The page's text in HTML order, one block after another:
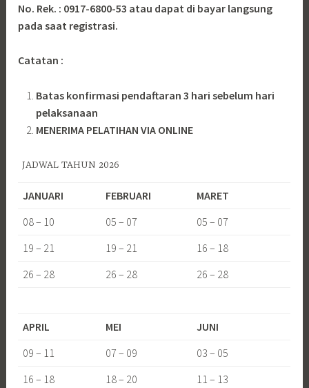
No. Rek. : 0917-6800-53 atau dapat di bayar langsung
pada saat registrasi.
Catatan :
Batas konfirmasi pendaftaran 3 hari sebelum hari
pelaksanaan
MENERIMA PELATIHAN VIA ONLINE
JADWAL TAHUN 2026
JANUARI FEBRUARI
MARET
08 – 10
05 – 07
05 – 07
19 – 21
19 – 21
16 – 18
26 – 28
26 – 28 26 – 28
APRIL MEI
JUNI
09 – 11
07 – 09
03 – 05
16 – 18
18 – 20
11 – 13